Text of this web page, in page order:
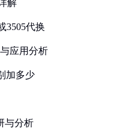
解
3505代换
应用分析
加多少
与分析